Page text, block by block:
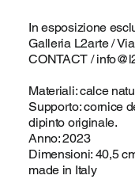
In esposizione
Galleria L2arte /
CONTACT /
Materiali: calce
Supporto: cornice
dipinto originale.
Anno: 2023
Dimensioni: 40,5
made in Italy